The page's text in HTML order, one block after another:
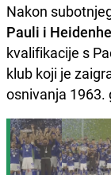
Nakon
Pauli i
kvalifikacije s
klub koji je
osnivanja 1963.